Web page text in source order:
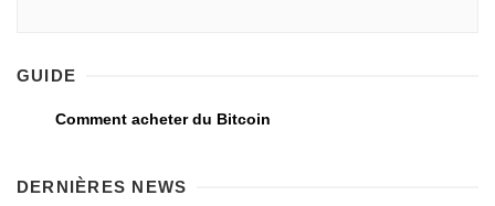
GUIDE
Comment acheter du Bitcoin
DERNIÈRES NEWS